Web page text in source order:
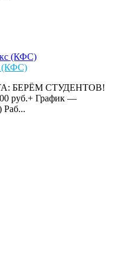
(КФС)
БЕРЁМ СТУДЕНТОВ!
руб.+ График —
Раб...